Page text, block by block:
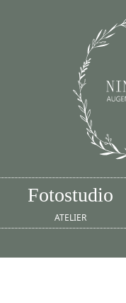
Fotostudio
ATELIER